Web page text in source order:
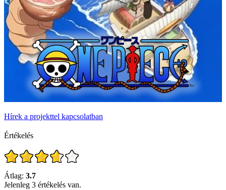
Hírek a projekttel kapcsolatban
Értékelés
Átlag: 3.7
Jelenleg 3 értékelés van.